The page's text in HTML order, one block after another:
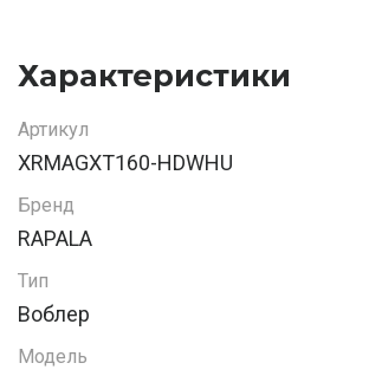
Характеристики
Артикул
XRMAGXT160-HDWHU
Бренд
RAPALA
Тип
Воблер
Модель